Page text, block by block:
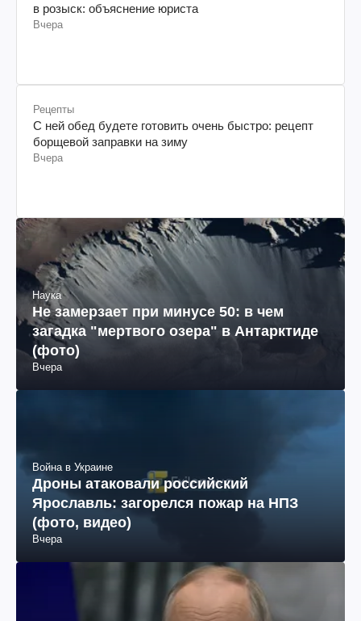
в розыск: объяснение юриста
Вчера
Рецепты
С ней обед будете готовить очень быстро: рецепт
борщевой заправки на зиму
Вчера
Наука
Не замерзает при минусе 50: в чем
загадка "мертвого озера" в Антарктиде
(фото)
Вчера
Война в Украине
Дроны атаковали российский
Ярославль: загорелся пожар на НПЗ
(фото, видео)
Вчера